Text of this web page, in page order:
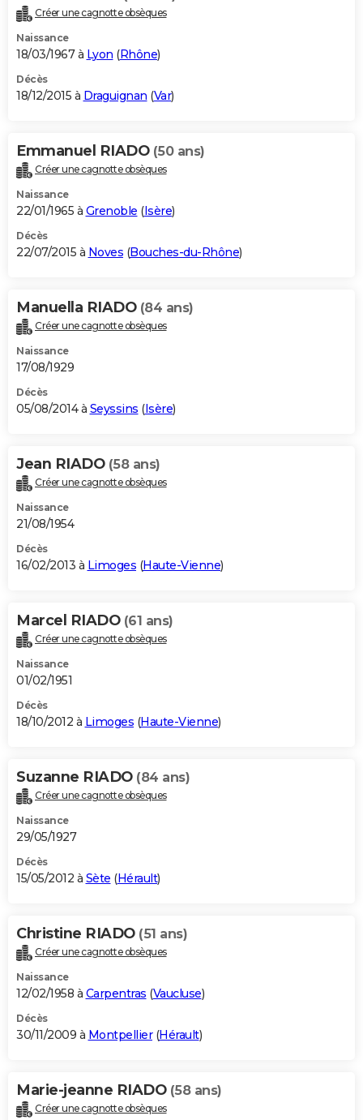
Créer une cagnotte obsèques
Naissance
18/03/1967 à Lyon (Rhône)
Décès
18/12/2015 à Draguignan (Var)
Emmanuel RIADO (50 ans)
Créer une cagnotte obsèques
Naissance
22/01/1965 à Grenoble (Isère)
Décès
22/07/2015 à Noves (Bouches-du-Rhône)
Manuella RIADO (84 ans)
Créer une cagnotte obsèques
Naissance
17/08/1929
Décès
05/08/2014 à Seyssins (Isère)
Jean RIADO (58 ans)
Créer une cagnotte obsèques
Naissance
21/08/1954
Décès
16/02/2013 à Limoges (Haute-Vienne)
Marcel RIADO (61 ans)
Créer une cagnotte obsèques
Naissance
01/02/1951
Décès
18/10/2012 à Limoges (Haute-Vienne)
Suzanne RIADO (84 ans)
Créer une cagnotte obsèques
Naissance
29/05/1927
Décès
15/05/2012 à Sète (Hérault)
Christine RIADO (51 ans)
Créer une cagnotte obsèques
Naissance
12/02/1958 à Carpentras (Vaucluse)
Décès
30/11/2009 à Montpellier(Hérault)
Marie-jeanne RIADO (58 ans)
Créer une cagnotte obsèques